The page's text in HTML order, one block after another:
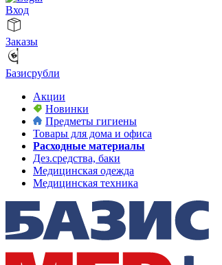
Вход
Заказы
Базисрубли
Акции
Новинки
Предметы гигиены
Товары для дома и офиса
Расходные материалы
Дез.средства, баки
Медицинская одежда
Медицинская техника